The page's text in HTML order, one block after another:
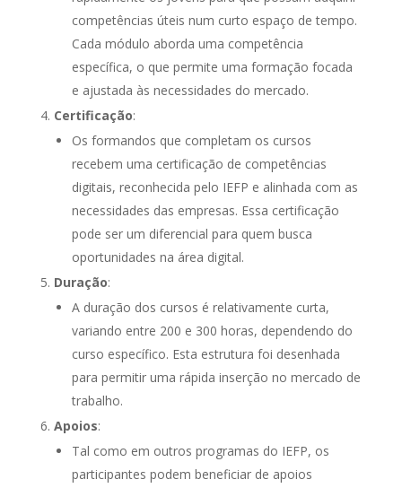
competências úteis num curto espaço de tempo.
Cada módulo aborda uma competência
específica, o que permite uma formação focada
e ajustada às necessidades do mercado.
Certificação:
Os formandos que completam os cursos
recebem uma certificação de competências
digitais, reconhecida pelo IEFP e alinhada com as
necessidades das empresas. Essa certificação
pode ser um diferencial para quem busca
oportunidades na área digital.
Duração:
A duração dos cursos é relativamente curta,
variando entre 200 e 300 horas, dependendo do
curso específico. Esta estrutura foi desenhada
para permitir uma rápida inserção no mercado de
trabalho.
Apoios:
Tal como em outros programas do IEFP, os
participantes podem beneficiar de apoios